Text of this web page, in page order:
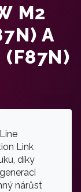
M2
A
(F87N)
Link
díky
nárůst